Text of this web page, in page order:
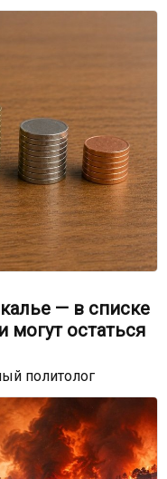
— в списке
могут остаться
политолог